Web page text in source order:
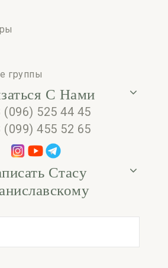
группы
С Нами
(096) 525 44 45
(099) 455 52 65
Стасу